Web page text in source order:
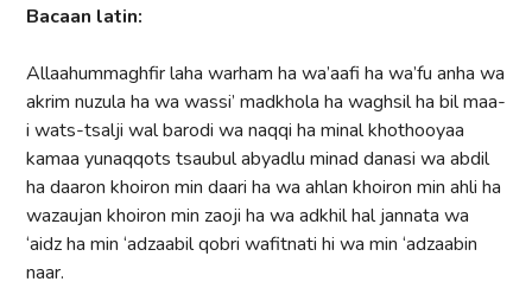
Bacaan latin:
Allaahummaghfir laha warham ha wa’aafi ha wa’fu anha wa
akrim nuzula ha wa wassi’ madkhola ha waghsil ha bil maa-
i wats-tsalji wal barodi wa naqqi ha minal khothooyaa
kamaa yunaqqots tsaubul abyadlu minad danasi wa abdil
ha daaron khoiron min daari ha wa ahlan khoiron min ahli ha
wazaujan khoiron min zaoji ha wa adkhil hal jannata wa
‘aidz ha min ‘adzaabil qobri wafitnati hi wa min ‘adzaabin
naar.